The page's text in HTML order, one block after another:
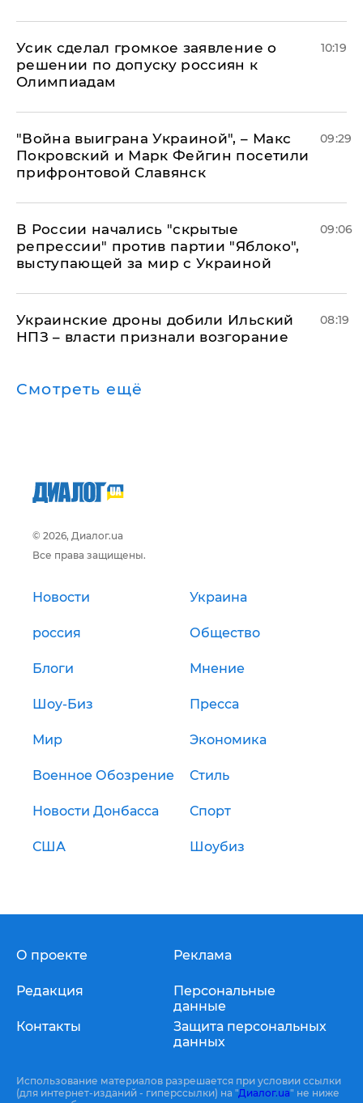
Усик сделал громкое заявление о
решении по допуску россиян к
Олимпиадам
10:19
"Война выиграна Украиной", – Макс
Покровский и Марк Фейгин посетили
прифронтовой Славянск
09:29
В России начались "скрытые
репрессии" против партии "Яблоко",
выступающей за мир с Украиной
09:06
Украинские дроны добили Ильский
НПЗ – власти признали возгорание
08:19
Смотреть ещё
© 2026, Диалог.ua
Все права защищены.
Новости Украина
россия Общество
Блоги Мнение
Шоу-Биз Пресса
Мир Экономика
Военное Обозрение Стиль
Новости Донбасса Спорт
США Шоубиз
О проекте
Редакция
Контакты
Реклама
Персональные
данные
Защита персональных
данных
Использование материалов разрешается при условии ссылки
(для интернет-изданий - гиперссылки) на "Диалог.ua" не ниже